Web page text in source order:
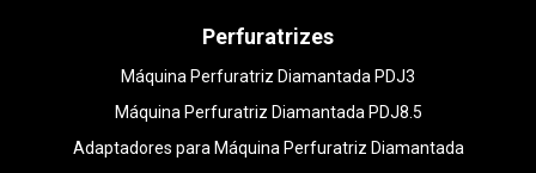
Perfuratrizes
Máquina Perfuratriz Diamantada PDJ3
Máquina Perfuratriz Diamantada PDJ8.5
Adaptadores para Máquina Perfuratriz Diamantada